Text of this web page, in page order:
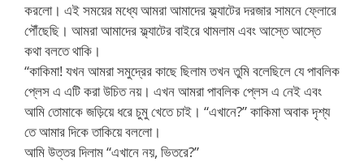
করলো। এই সময়ের মধ্যে আমরা আমাদের ফ্ল্যাটের দরজার সামনে ফ্লোরে
পৌঁছেছি। আমরা আমাদের ফ্ল্যাটের বাইরে থামলাম এবং আস্তে আস্তে
কথা বলতে থাকি।
“কাকিমা! যখন আমরা সমুদ্রের কাছে ছিলাম তখন তুমি বলেছিলে যে পাবলিক
প্লেস এ এটি করা উচিত নয়। এখন আমরা পাবলিক প্লেস এ নেই এবং
আমি তোমাকে জড়িয়ে ধরে চুমু খেতে চাই। “এখানে?” কাকিমা অবাক দৃশ্য
তে আমার দিকে তাকিয়ে বললো।
আমি উত্তর দিলাম “এখানে নয়, ভিতরে?”